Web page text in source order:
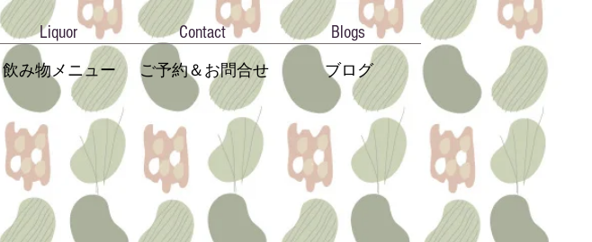
飲み物メニュー ご予約＆お問合せ ブログ
Liquor Contact Blogs